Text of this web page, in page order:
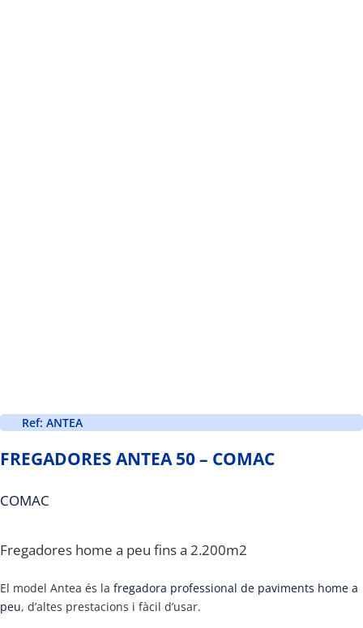
Ref: ANTEA
FREGADORES ANTEA 50 – COMAC
COMAC
Fregadores home a peu fins a 2.200m2
El model Antea és la fregadora professional de paviments home a
peu, d’altes prestacions i fàcil d’usar.